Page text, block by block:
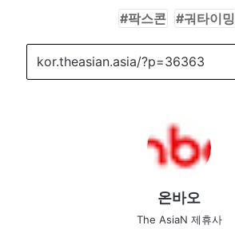
팍스콘 궈타이밍
온바오
The AsiaN 제휴사